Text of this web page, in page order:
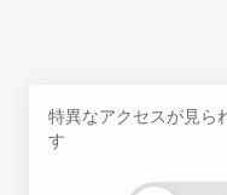
特異なアクセスが見ら
す